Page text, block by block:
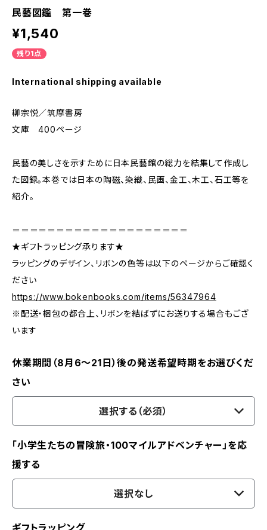
民藝図鑑 第一巻
¥1,540
残り1点
International shipping available
柳宗悦／筑摩書房
文庫 400ページ
民藝の美しさを示すために日本民藝館の総力を結集して作成し
た図録。本巻では日本の陶磁、染織、民画、金工、木工、石工等を
紹介。
＝＝＝＝＝＝＝＝＝＝＝＝＝＝＝＝＝＝＝＝
★ギフトラッピング承ります★
ラッピングのデザイン、リボンの色等は以下のページからご確認く
ださい
https://www.bokenbooks.com/items/56347964
※配送・梱包の都合上、リボンを結ばずにお送りする場合もござ
います
休業期間（8月6〜21日）後の発送希望時期をお選びくだ
さい
選択する（必須）
「小学生たちの冒険旅・100マイルアドベンチャー」を応
援する
選択なし
ギフトラッピング